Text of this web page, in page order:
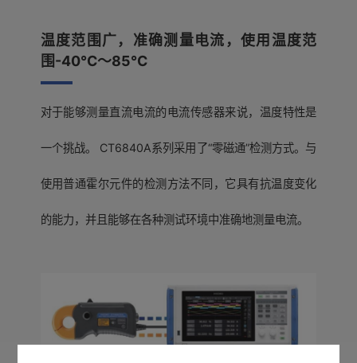
温度范围广，准确测量电流，使用温度范
围-40°C～85°C
对于能够测量直流电流的电流传感器来说，温度特性是
一个挑战。 CT6840A系列采用了“零磁通”检测方式。与
使用普通霍尔元件的检测方法不同，它具有抗温度变化
的能力，并且能够在各种测试环境中准确地测量电流。